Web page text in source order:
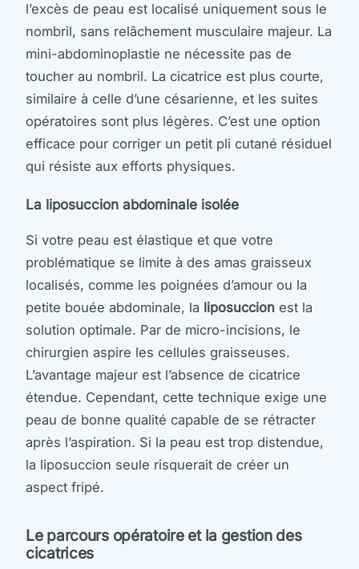
l’excès de peau est localisé uniquement sous le
nombril, sans relâchement musculaire majeur. La
mini-abdominoplastie ne nécessite pas de
toucher au nombril. La cicatrice est plus courte,
similaire à celle d’une césarienne, et les suites
opératoires sont plus légères. C’est une option
efficace pour corriger un petit pli cutané résiduel
qui résiste aux efforts physiques.
La liposuccion abdominale isolée
Si votre peau est élastique et que votre
problématique se limite à des amas graisseux
localisés, comme les poignées d’amour ou la
petite bouée abdominale, la liposuccion est la
solution optimale. Par de micro-incisions, le
chirurgien aspire les cellules graisseuses.
L’avantage majeur est l’absence de cicatrice
étendue. Cependant, cette technique exige une
peau de bonne qualité capable de se rétracter
après l’aspiration. Si la peau est trop distendue,
la liposuccion seule risquerait de créer un
aspect fripé.
Le parcours opératoire et la gestion des
cicatrices